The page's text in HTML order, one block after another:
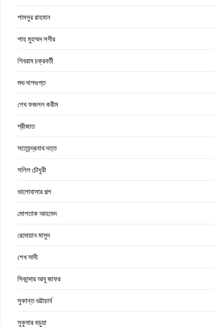
শামসুর রাহমান
শাহ মুহম্মদ সগীর
শিবরাম চক্রবর্তী
শুভ দাশগুপ্ত
শেখ ফজলল করীম
শ্রীজাত
সত্যেন্দ্রনাথ দত্ত
সলিল চৌধুরী
ভালোবাসার গল্প
মোশতাক আহমেদ
রেদোয়ান মাসুদ
শেখ সাদী
সিকান্দার আবু জাফর
সুকান্ত ভট্টাচার্য
সুকুমার বড়ুয়া